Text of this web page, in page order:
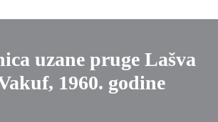
uzane pruge Lašva
1960. godine